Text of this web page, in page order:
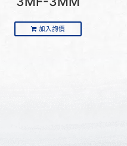
加入詢價